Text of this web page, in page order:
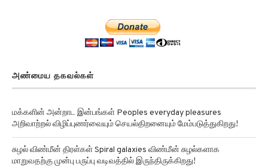
அண்மைய தகவல்கள்
மக்களின் அன்றாட இன்பங்கள் Peoples everyday pleasures
அறிவாற்றல் விழிப்புணர்வையும் செயல்திறனையும் மேம்படுத்துகிறது!
சுழல் விண்மீன் திரள்கள் Spiral galaxies விண்மீன் சுழல்களாக
மாறுவதற்கு முன்பு பருப்பு வடிவத்தில் இருந்திருக்கிறது!